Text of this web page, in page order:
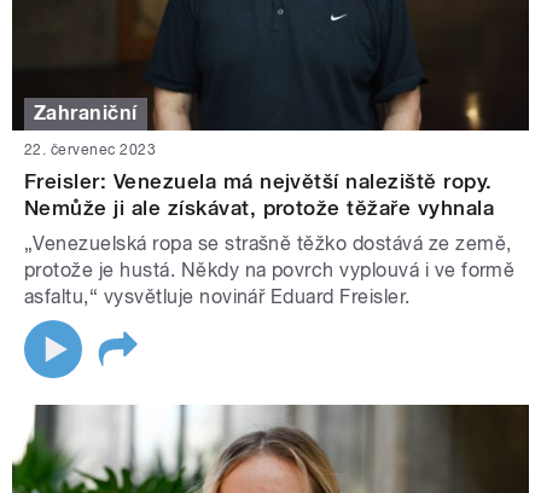
Zahraniční
22. červenec 2023
Freisler: Venezuela má největší naleziště ropy.
Nemůže ji ale získávat, protože těžaře vyhnala
„Venezuelská ropa se strašně těžko dostává ze země,
protože je hustá. Někdy na povrch vyplouvá i ve formě
asfaltu,“ vysvětluje novinář Eduard Freisler.